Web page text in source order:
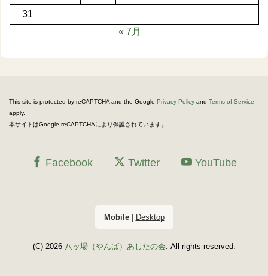
31
« 7月
This site is protected by reCAPTCHA and the Google Privacy Policy and Terms of Service
apply.
本サイトはGoogle reCAPTCHAにより保護されています。
Facebook Twitter YouTube
Mobile| Desktop
(C) 2026 八ッ場（やんば）あしたの会. All rights reserved.